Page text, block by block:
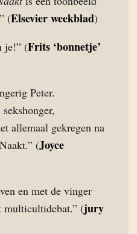
(Elsevier weekblad)
je!” (Frits ‘bonnetje’
Peter.
allemaal gekregen na
(Joyce
en met de vinger
multicultidebat.” (jury